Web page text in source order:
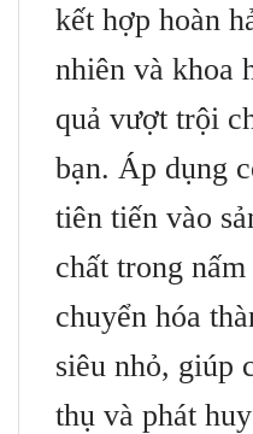
kết hợp hoàn
nhiên và khoa
quả vượt trội
bạn. Áp dụng
tiên tiến vào
chất trong
chuyển hóa
siêu nhỏ, giúp
thụ và phát